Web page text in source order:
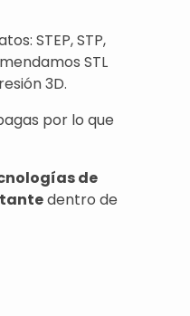
STEP, STP,
STL
3D.
por lo que
de
dentro de